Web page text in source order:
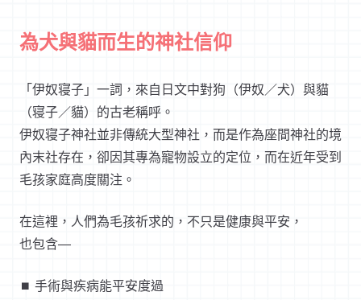
為犬與貓而生的神社信仰
「伊奴寝子」一詞，來自日文中對狗（伊奴／犬）與貓
（寝子／貓）的古老稱呼。
伊奴寝子神社並非傳統大型神社，而是作為座間神社的境
內末社存在，卻因其專為寵物設立的定位，而在近年受到
毛孩家庭高度關注。
在這裡，人們為毛孩祈求的，不只是健康與平安，
也包含—
⏹︎ 手術與疾病能平安度過